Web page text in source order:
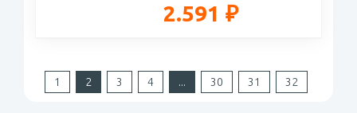
2.591 ₽
1 2 3 4 ... 30 31 32